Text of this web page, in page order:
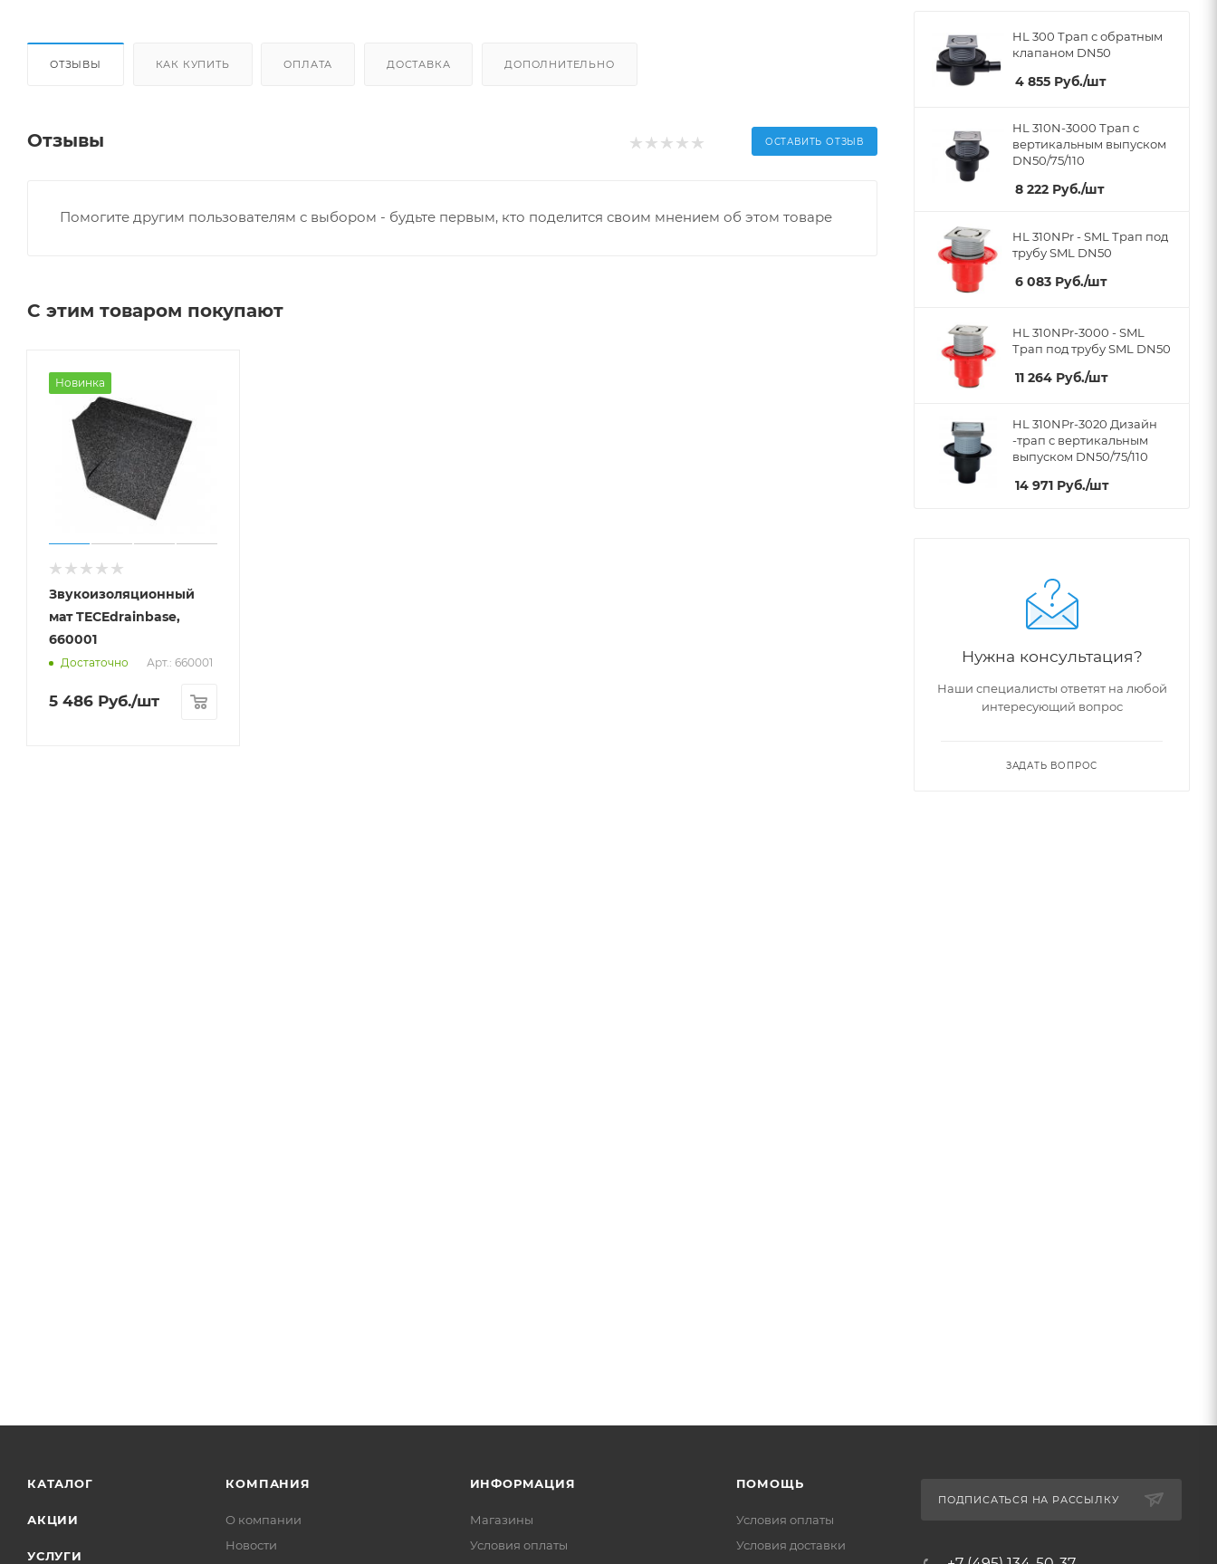
ОТЗЫВЫ КАК КУПИТЬ ОПЛАТА ДОСТАВКА ДОПОЛНИТЕЛЬНО
Отзывы ОСТАВИТЬ ОТЗЫВ
Помогите другим пользователям с выбором - будьте первым, кто поделится своим мнением об этом товаре
С этим товаром покупают
Новинка
Звукоизоляционный
мат TECEdrainbase,
660001
Достаточно Арт.: 660001
5 486 Руб./шт
HL 300 Трап с обратным
клапаном DN50
4 855 Руб./шт
HL 310N-3000 Трап с
вертикальным выпуском
DN50/75/110
8 222 Руб./шт
HL 310NPr - SML Трап под
трубу SML DN50
6 083 Руб./шт
HL 310NPr-3000 - SML
Трап под трубу SML DN50
11 264 Руб./шт
HL 310NPr-3020 Дизайн
-трап с вертикальным
выпуском DN50/75/110
14 971 Руб./шт
Нужна консультация?
Наши специалисты ответят на любой
интересующий вопрос
ЗАДАТЬ ВОПРОС
КАТАЛОГ
АКЦИИ
УСЛУГИ
КОМПАНИЯ
О компании
Новости
ИНФОРМАЦИЯ
Магазины
Условия оплаты
ПОМОЩЬ
Условия оплаты
Условия доставки
ПОДПИСАТЬСЯ НА РАССЫЛКУ